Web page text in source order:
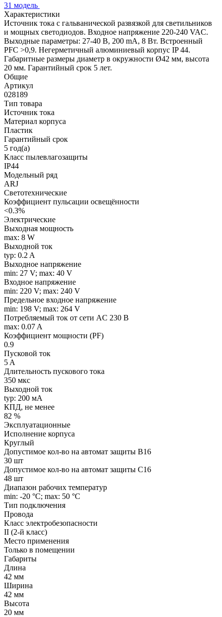
31 модель
Характеристики
Источник тока с гальванической развязкой для светильников
и мощных светодиодов. Входное напряжение 220-240 VAC.
Выходные параметры: 27-40 В, 200 mА, 8 Вт. Встроенный
PFC >0,9. Негерметичный алюминиевый корпус IP 44.
Габаритные размеры диаметр в окружности Ø42 мм, высота
20 мм. Гарантийный срок 5 лет.
Общие
Артикул
028189
Тип товара
Источник тока
Материал корпуса
Пластик
Гарантийный срок
5 год(а)
Класс пылевлагозащиты
IP44
Модельный ряд
ARJ
Светотехнические
Коэффициент пульсации освещённости
<0.3%
Электрические
Выходная мощность
max: 8 W
Выходной ток
typ: 0.2 A
Выходное напряжение
min: 27 V; max: 40 V
Входное напряжение
min: 220 V; max: 240 V
Предельное входное напряжение
min: 198 V; max: 264 V
Потребляемый ток от сети AC 230 В
max: 0.07 A
Коэффициент мощности (PF)
0.9
Пусковой ток
5 A
Длительность пускового тока
350 мкс
Выходной ток
typ: 200 мA
КПД, не менее
82 %
Эксплуатационные
Исполнение корпуса
Круглый
Допустимое кол-во на автомат защиты B16
30 шт
Допустимое кол-во на автомат защиты C16
48 шт
Диапазон рабочих температур
min: -20 °C; max: 50 °C
Тип подключения
Провода
Класс электробезопасности
II (2-й класс)
Место применения
Только в помещении
Габариты
Длина
42 мм
Ширина
42 мм
Высота
20 мм